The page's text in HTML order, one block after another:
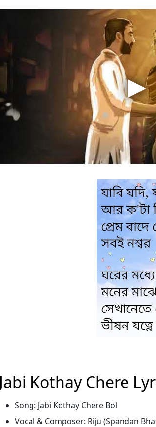
Jabi Kothay Chere
Song: Jabi Kothay Chere Bol
Vocal & Composer: Riju (Spandan